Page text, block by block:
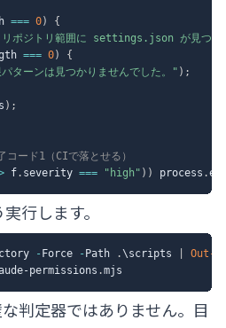
=== 0)
{
リポジトリ範囲に settings.json が見つか
=== 0)
{
ターンは見つかりませんでした。" ) ;
) ;
ード1（CIで落とせる）
f. severity === "high" ) ) process .
行します。
- Force - Path .\scripts
Out-
permissions .
判定器ではありません。目